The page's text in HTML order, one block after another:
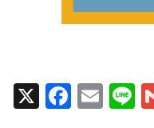
X F E